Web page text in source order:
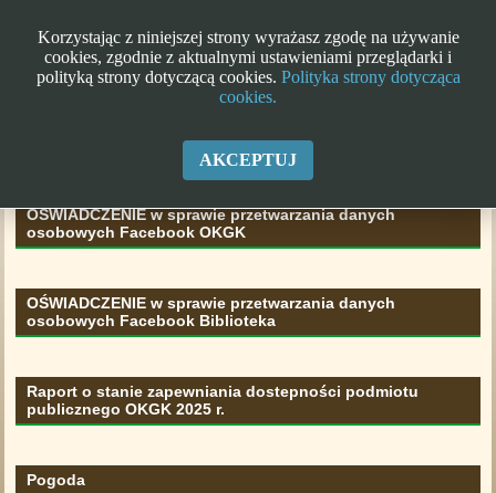
Klauzula informacyjna RODO
OŚWIADCZENIE w sprawie przetwarzania danych
osobowych Facebook OKGK
OŚWIADCZENIE w sprawie przetwarzania danych
osobowych Facebook Biblioteka
Raport o stanie zapewniania dostepności podmiotu
publicznego OKGK 2025 r.
Pogoda
Korzystając z niniejszej strony wyrażasz zgodę na używanie
cookies, zgodnie z aktualnymi ustawieniami przeglądarki i
polityką strony dotyczącą cookies. Polityka strony dotycząca
cookies.
AKCEPTUJ